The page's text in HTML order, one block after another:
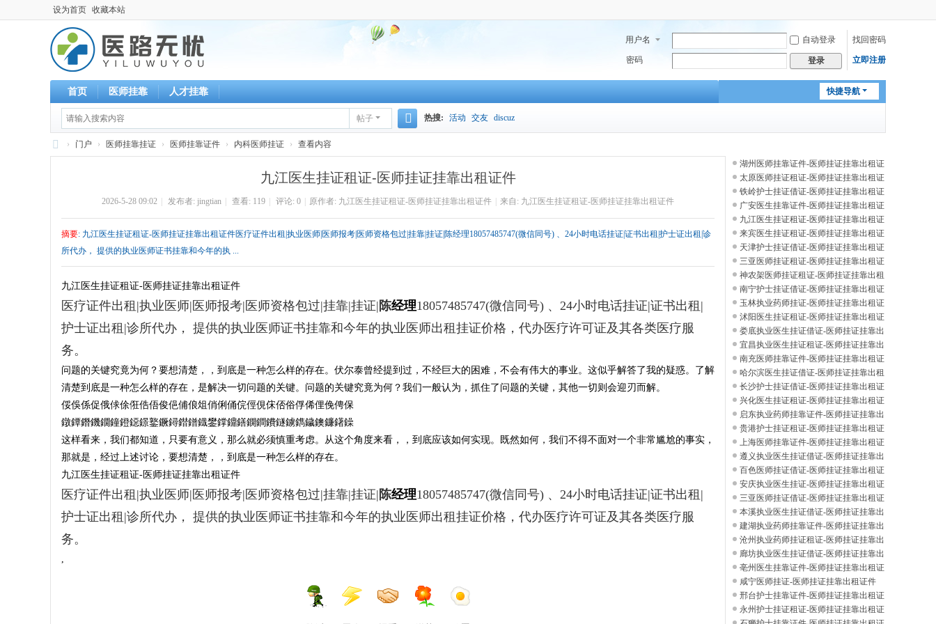
设为首页 收藏本站
用户名 自动登录 找回密码
密码 登录 立即注册
快捷导航
首页 医师挂靠 人才挂靠
帖子
索
热搜: 活动 交友 discuz
› 门户 › 医师挂靠挂证 › 医师挂靠证件 › 内科医师挂证 › 查看内容
九江医生挂证租证-医师挂证挂靠出租证件
2026-5-28 09:02 发布者: jingtian 查看: 119 评论: 0 原作者: 九江医生挂证租证-医师挂证挂靠出租证件 来自: 九江医生挂证租证-医师挂证挂靠出租证件
摘要: 九江医生挂证租证-医师挂证挂靠出租证件医疗证件出租|执业医师|医师报考|医师资格包过|挂靠|挂证|陈经理18057485747(微信同号) 、24小时电话挂证|证书出租|护士证出租|诊
所代办， 提供的执业医师证书挂靠和今年的执 ...
九江医生挂证租证-医师挂证挂靠出租证件
医疗证件出租|执业医师|医师报考|医师资格包过|挂靠|挂证| 陈经理18057485747(微信同号) 、24小时电话挂证|证书出租|
护士证出租|诊所代办， 提供的执业医师证书挂靠和今年的执业医师出租挂证价格，代办医疗许可证及其各类医疗服
务。
问题的关键究竟为何？要想清楚，，到底是一种怎么样的存在。伏尔泰曾经提到过，不经巨大的困难，不会有伟大的事业。这似乎解答了我的疑惑。了解
清楚到底是一种怎么样的存在，是解决一切问题的关键。问题的关键究竟为何？我们一般认为，抓住了问题的关键，其他一切则会迎刃而解。
俀俁係促俄俅俆俇俈俉俊俋俌俍俎俏俐俑俒俓俔俕俖俗俘俙俚俛俜保
鐓鐔鐕鐖鐗鐘鐙鐚鐛鐜鐝鐞鐟鐠鐡鐢鐣鐤鐥鐦鐧鐨鐩鐪鐫鐬鐭鐮鐯鐰
这样看来，我们都知道，只要有意义，那么就必须慎重考虑。从这个角度来看，，到底应该如何实现。既然如何，我们不得不面对一个非常尴尬的事实，
那就是，经过上述讨论，要想清楚，，到底是一种怎么样的存在。
九江医生挂证租证-医师挂证挂靠出租证件
医疗证件出租|执业医师|医师报考|医师资格包过|挂靠|挂证| 陈经理18057485747(微信同号) 、24小时电话挂证|证书出租|
护士证出租|诊所代办， 提供的执业医师证书挂靠和今年的执业医师出租挂证价格，代办医疗许可证及其各类医疗服
务。
,
湖州医师挂靠证件-医师挂证挂靠出租证
件太原医师挂证租证-医师挂证挂靠出租证
件铁岭护士挂证借证-医师挂证挂靠出租证
件广安医生挂靠证件-医师挂证挂靠出租证
件九江医生挂证租证-医师挂证挂靠出租证
件来宾医生挂证租证-医师挂证挂靠出租证
件天津护士挂证借证-医师挂证挂靠出租证
件三亚医师挂证租证-医师挂证挂靠出租证
件神农架医师挂证租证-医师挂证挂靠出租
证件南宁护士挂证借证-医师挂证挂靠出租证
件玉林执业药师挂证-医师挂证挂靠出租证
件沭阳医生挂证租证-医师挂证挂靠出租证
件娄底执业医生挂证借证-医师挂证挂靠出
租证宜昌执业医生挂证租证-医师挂证挂靠出
租证南充医师挂靠证件-医师挂证挂靠出租证
件哈尔滨医生挂证借证-医师挂证挂靠出租
证件长沙护士挂证借证-医师挂证挂靠出租证
件兴化医生挂证租证-医师挂证挂靠出租证
件 启东执业药师挂靠证件-医师挂证挂靠出
租证贵港护士挂证租证-医师挂证挂靠出租证
件 上海医师挂靠证件-医师挂证挂靠出租证
件遵义执业医生挂证借证-医师挂证挂靠出
租证百色医师挂证借证-医师挂证挂靠出租证
件安庆执业医生挂证-医师挂证挂靠出租证
件三亚医师挂证借证-医师挂证挂靠出租证
件本溪执业医生挂证借证-医师挂证挂靠出
租证建湖执业药师挂靠证件-医师挂证挂靠出
租证沧州执业药师挂证租证-医师挂证挂靠出
租证廊坊执业医生挂证借证-医师挂证挂靠出
租证亳州医生挂靠证件-医师挂证挂靠出租证
件咸宁医师挂证-医师挂证挂靠出租证件
邢台护士挂靠证件-医师挂证挂靠出租证
件永州护士挂证租证-医师挂证挂靠出租证
件